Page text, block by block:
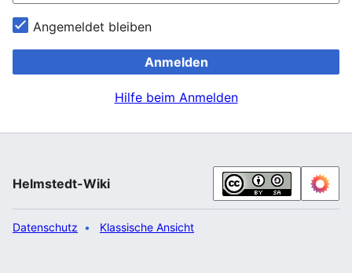
Angemeldet bleiben
Anmelden
Hilfe beim Anmelden
Helmstedt-Wiki
Datenschutz Klassische Ansicht